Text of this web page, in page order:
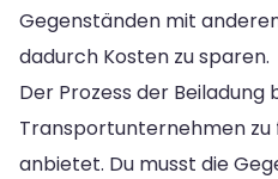
Gegenständen mit
dadurch Kosten zu sparen.
Der Prozess der Beiladung
Transportunternehmen zu
anbietet. Du musst die